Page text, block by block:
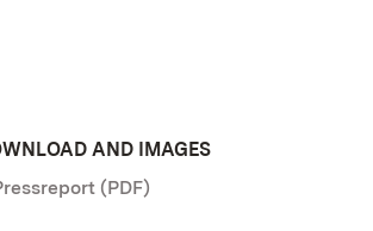
AND IMAGES
(PDF)